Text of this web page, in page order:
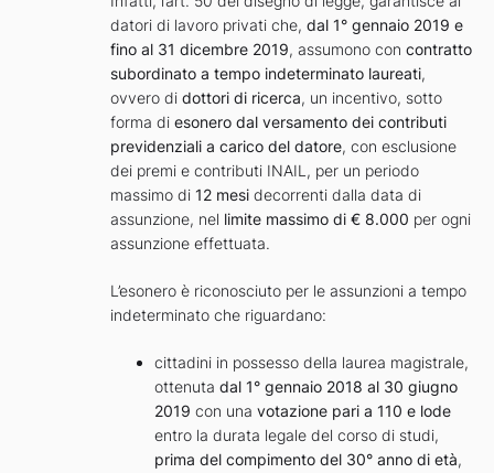
datori di lavoro privati che, dal 1° gennaio 2019 e
fino al 31 dicembre 2019, assumono con contratto
subordinato a tempo indeterminato laureati,
ovvero di dottori di ricerca, un incentivo, sotto
forma di esonero dal versamento dei contributi
previdenziali a carico del datore, con esclusione
dei premi e contributi INAIL, per un periodo
massimo di 12 mesi decorrenti dalla data di
assunzione, nel limite massimo di € 8.000 per ogni
assunzione effettuata.
L’esonero è riconosciuto per le assunzioni a tempo
indeterminato che riguardano:
cittadini in possesso della laurea magistrale,
ottenuta dal 1° gennaio 2018 al 30 giugno
2019 con una votazione pari a 110 e lode
entro la durata legale del corso di studi,
prima del compimento del 30° anno di età,